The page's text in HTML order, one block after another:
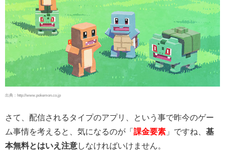
出典：http://www.pokemon.co.jp
さて、配信されるタイプのアプリ、という事で昨今のゲー
ム事情を考えると、気になるのが「 課金要素 」ですね、 基
本無料とはいえ注意しなければいけません。